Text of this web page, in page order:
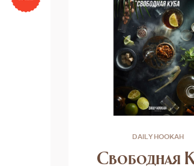
DAILY HOOKAH
Свободная